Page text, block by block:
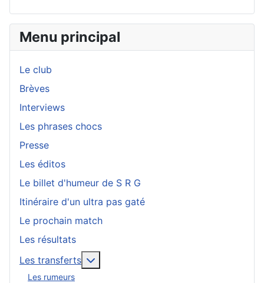
Menu principal
Le club
Brèves
Interviews
Les phrases chocs
Presse
Les éditos
Le billet d'humeur de S R G
Itinéraire d'un ultra pas gaté
Le prochain match
Les résultats
Les transferts
Les rumeurs